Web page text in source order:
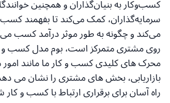
کسب‌وکار به بنیان‌گذاران و همچنین
سرمایه‌گذاران، کمک می‌کند تا بفهمند
می‌کند و چگونه به طور موثر درآمد کسب
روی مشتری متمرکز است، بوم مدل کسب و
محرک های کلیدی کسب و کار ما مانند امور
بازاریابی، بخش های مشتری را نشان می
راه آسان برای برقراری ارتباط با کسب و